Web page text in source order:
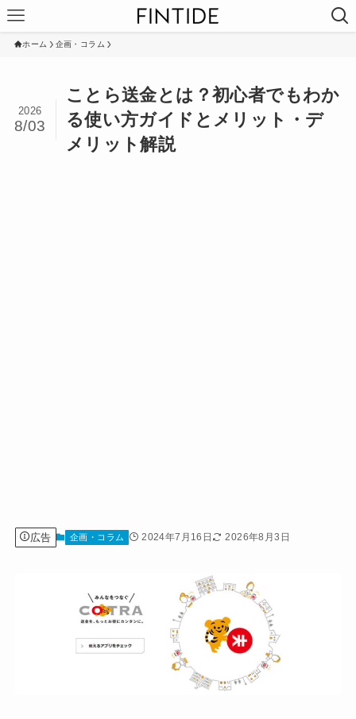
ホーム 企画・コラム
ことら送金とは？初心者でもわか
る使い方ガイドとメリット・デ
メリット解説
2026
8/03
広告 企画・コラム 2024年7月16日 2026年8月3日